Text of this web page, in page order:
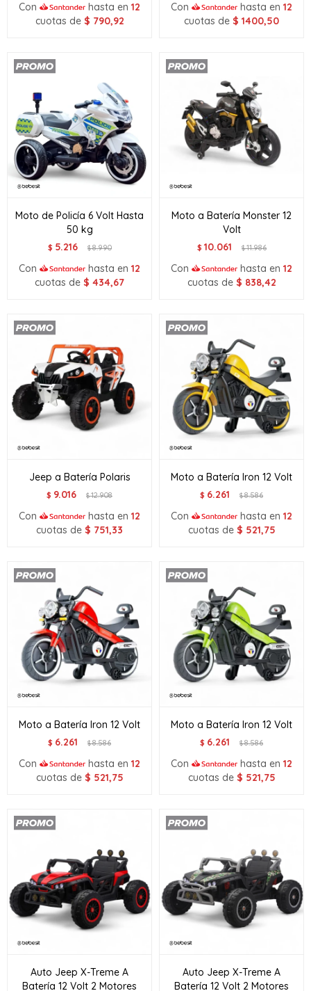
Con hasta en 12
cuotas de $ 790,92
Con hasta en 12
cuotas de $ 1400,50
Moto de Policía 6 Volt Hasta
50 kg
$ 5.216 $8.990
Con hasta en 12
cuotas de $ 434,67
Moto a Batería Monster 12
Volt
$ 10.061 $11.986
Con hasta en 12
cuotas de $ 838,42
Jeep a Batería Polaris
$ 9.016 $12.908
Con hasta en 12
cuotas de $ 751,33
Moto a Batería Iron 12 Volt
$ 6.261 $8.586
Con hasta en 12
cuotas de $ 521,75
Moto a Batería Iron 12 Volt
$ 6.261 $8.586
Con hasta en 12
cuotas de $ 521,75
Moto a Batería Iron 12 Volt
$ 6.261 $8.586
Con hasta en 12
cuotas de $ 521,75
Auto Jeep X-Treme A
Batería 12 Volt 2 Motores
Auto Jeep X-Treme A
Batería 12 Volt 2 Motores